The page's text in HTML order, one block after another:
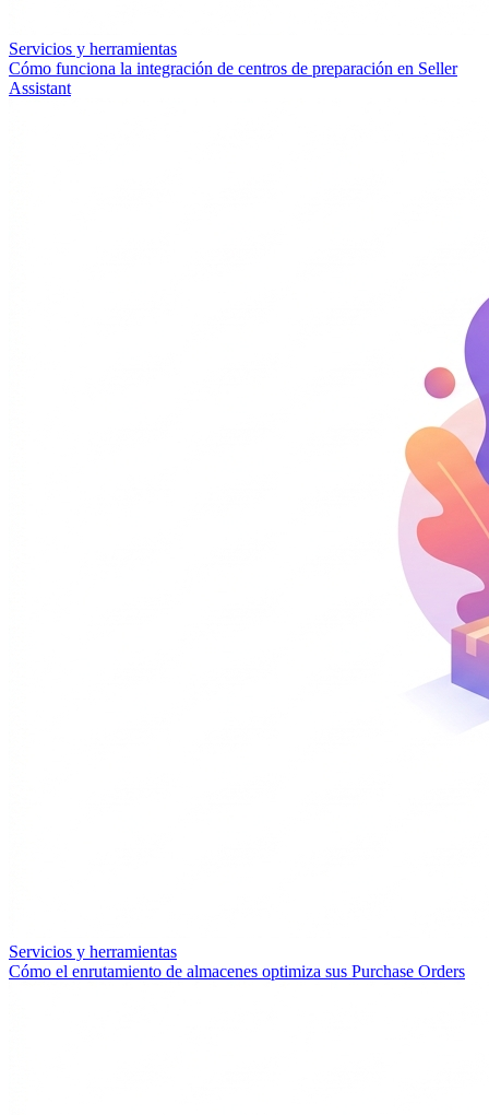
Servicios y herramientas
Cómo funciona la integración de centros de preparación en Seller
Assistant
Servicios y herramientas
Cómo el enrutamiento de almacenes optimiza sus Purchase Orders